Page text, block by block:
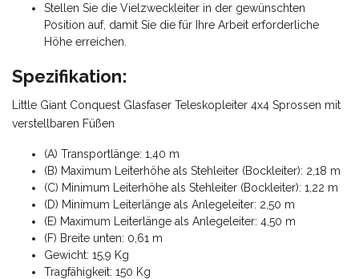
Stellen Sie die Vielzweckleiter in der gewünschten
Position auf, damit Sie die für Ihre Arbeit erforderliche
Höhe erreichen.
Spezifikation:
Little Giant Conquest Glasfaser Teleskopleiter 4x4 Sprossen mit
verstellbaren Füßen
(A) Transportlänge: 1,40 m
(B) Maximum Leiterhöhe als Stehleiter (Bockleiter): 2,18 m
(C) Minimum Leiterhöhe als Stehleiter (Bockleiter): 1,22 m
(D) Minimum Leiterlänge als Anlegeleiter: 2,50 m
(E) Maximum Leiterlänge als Anlegeleiter: 4,50 m
(F) Breite unten: 0,61 m
Gewicht: 15,9 Kg
Tragfähigkeit: 150 Kg